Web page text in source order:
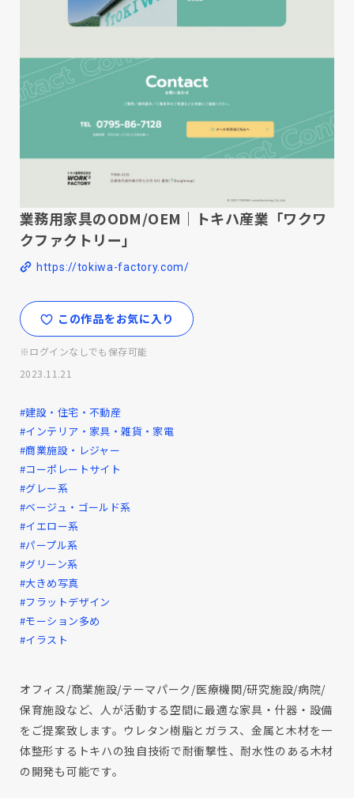
業務用家具のODM/OEM｜トキハ産業「ワクワ
クファクトリー」
https://tokiwa-factory.com/
この作品をお気に入り
※ログインなしでも保存可能
2023.11.21
#建設・住宅・不動産
#インテリア・家具・雑貨・家電
#商業施設・レジャー
#コーポレートサイト
#グレー系
#ベージュ・ゴールド系
#イエロー系
#パープル系
#グリーン系
#大きめ写真
#フラットデザイン
#モーション多め
#イラスト
オフィス/商業施設/テーマパーク/医療機関/研究施設/病院/
保育施設など、人が活動する空間に最適な家具・什器・設備
をご提案致します。ウレタン樹脂とガラス、金属と木材を一
体整形するトキハの独自技術で耐衝撃性、耐水性のある木材
の開発も可能です。